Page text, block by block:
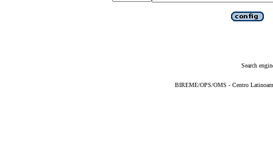
Search
BIREME/OPS/OMS - Centro